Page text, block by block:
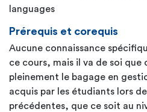
languages
Prérequis et corequis
Aucune connaissance
ce cours, mais il va de soi
pleinement le bagage en
acquis par les étudiants lors
précédentes, que ce soit au